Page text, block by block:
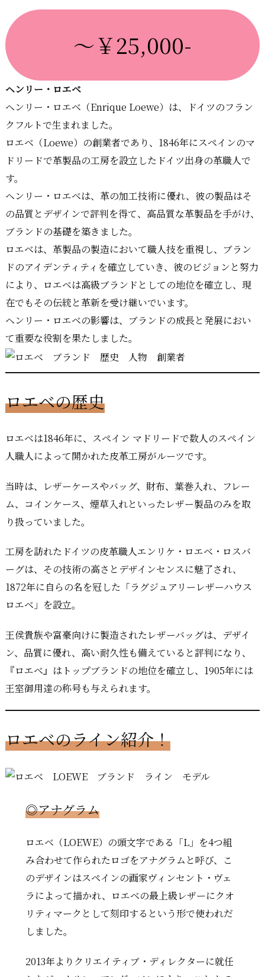
～￥25,000-
ヘンリー・ロエベ
ヘンリー・ロエベ（Enrique Loewe）は、ドイツのフラン
クフルトで生まれました。
ロエベ（Loewe）の創業者であり、1846年にスペインのマ
ドリードで革製品の工房を設立したドイツ出身の革職人で
す。
ヘンリー・ロエベは、革の加工技術に優れ、彼の製品はそ
の品質とデザインで評判を得て、高品質な革製品を手がけ、
ブランドの基礎を築きました。
ロエベは、革製品の製造において職人技を重視し、ブラン
ドのアイデンティティを確立していき、彼のビジョンと努力
により、ロエベは高級ブランドとしての地位を確立し、現
在でもその伝統と革新を受け継いでいます。
ヘンリー・ロエベの影響は、ブランドの成長と発展におい
て重要な役割を果たしました。
ロエベの歴史
ロエベは1846年に、スペイン マドリードで数人のスペイン
人職人によって開かれた皮革工房がルーツです。
当時は、レザーケースやバッグ、財布、葉巻入れ、フレー
ム、コインケース、煙草入れといったレザー製品のみを取
り扱っていました。
工房を訪れたドイツの皮革職人エンリケ・ロエベ・ロスバ
ーグは、その技術の高さとデザインセンスに魅了され、
1872年に自らの名を冠した「ラグジュアリーレザーハウス
ロエベ」を設立。
王侯貴族や富豪向けに製造されたレザーバッグは、デザイ
ン、品質に優れ、高い耐久性も備えていると評判になり、
『ロエベ』はトップブランドの地位を確立し、1905年には
王室御用達の称号も与えられます。
ロエベのライン紹介！
◎アナグラム
ロエベ（LOEWE）の頭文字である「L」を4つ組
み合わせて作られたロゴをアナグラムと呼び、こ
のデザインはスペインの画家ヴィンセント・ヴェ
ラによって描かれ、ロエベの最上級レザーにクオ
リティマークとして刻印するという形で使われだ
しました。
2013年よりクリエイティブ・ディレクターに就任